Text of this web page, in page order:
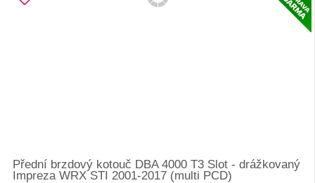
Přední brzdový kotouč DBA 4000 T3 Slot - drážkovaný
Impreza WRX STI 2001-2017 (multi PCD)